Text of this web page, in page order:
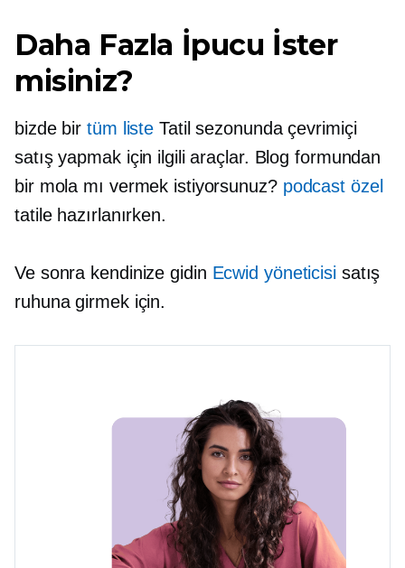
Daha Fazla İpucu İster
misiniz?
bizde birtüm liste Tatil sezonunda çevrimiçi
satış yapmak için ilgili araçlar. Blog formundan
bir mola mı vermek istiyorsunuz? podcast özel
tatile hazırlanırken.
Ve sonra kendinize gidin Ecwid yöneticisisatış
ruhuna girmek için.